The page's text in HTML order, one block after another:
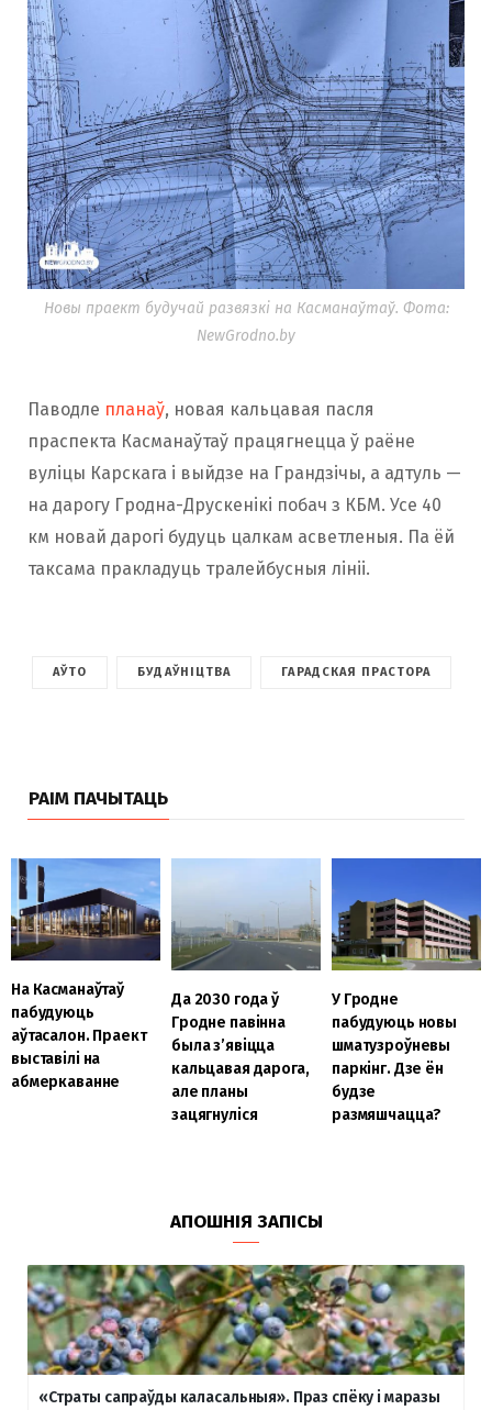
Новы праект будучай развязкі на Касманаўтаў. Фота:
NewGrodno.by
Паводле планаў, новая кальцавая пасля
праспекта Касманаўтаў працягнецца ў раёне
вуліцы Карскага і выйдзе на Грандзічы, а адтуль —
на дарогу Гродна-Друскенікі побач з КБМ. Усе 40
км новай дарогі будуць цалкам асветленыя. Па ёй
таксама пракладуць тралейбусныя лініі.
АЎТО БУДАЎНІЦТВА ГАРАДСКАЯ ПРАСТОРА
РАІМ ПАЧЫТАЦЬ
На Касманаўтаў
пабудуюць
аўтасалон. Праект
выставілі на
абмеркаванне
Да 2030 года ў
Гродне павінна
была з’явіцца
кальцавая дарога,
але планы
зацягнуліся
У Гродне
пабудуюць новы
шматузроўневы
паркінг. Дзе ён
будзе
размяшчацца?
АПОШНІЯ ЗАПІСЫ
«Страты сапраўды каласальныя». Праз спёку і маразы